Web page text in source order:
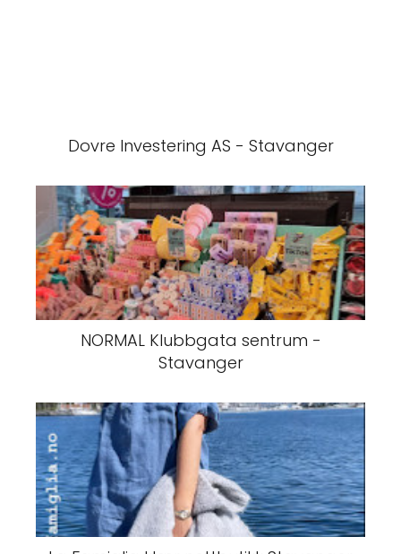
Dovre Investering AS - Stavanger
NORMAL Klubbgata sentrum -
Stavanger